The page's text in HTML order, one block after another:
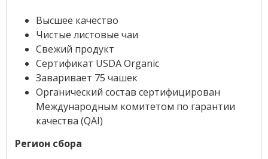
Высшее качество
Чистые листовые чаи
Свежий продукт
Сертификат USDA Organic
Заваривает 75 чашек
Органический состав сертифицирован
Международным комитетом по гарантии
качества (QAI)
Регион сбора